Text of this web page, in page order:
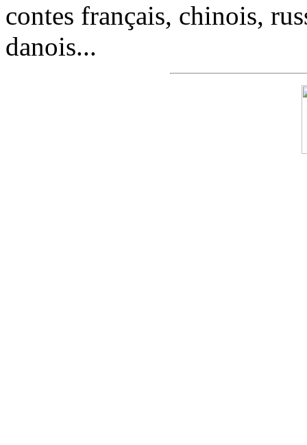
contes français, chinois,
danois...